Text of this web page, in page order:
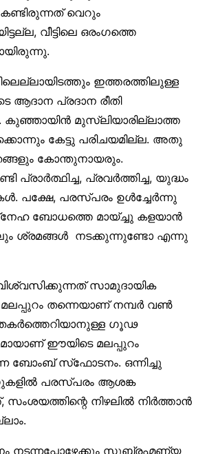
വെറും
വീട്ടിലെ ഒരംഗത്തെ
ഇത്തരത്തിലുള്ള
പ്രദാന രീതി
കുഞ്ഞായിൻ മുസ്‌ലിയാരില്ലാത്ത
കേട്ടു പരിചയമില്ല. അതു
കോന്തുനായരും.
പ്രാർത്ഥിച്ച, പ്രവർത്തിച്ച, യുദ്ധം
പക്ഷേ, പരസ്പരം ഉൾച്ചേർന്നു
ബോധത്തെ മായ്ച്ചു കളയാൻ
ശ്രമങ്ങൾ നടക്കുന്നുണ്ടോ എന്നു
സാമുദായിക
തന്നെയാണ് നമ്പർ വൺ
ഗൂഢ
ഈയിടെ മലപ്പുറം
ബോംബ് സ്‌ഫോടനം. ഒന്നിച്ചു
പരസ്പരം ആശങ്ക
നിഴലിൽ നിർത്താൻ
നടന്നപ്പോഴേക്കും സുബ്രഹ്മണ്യ